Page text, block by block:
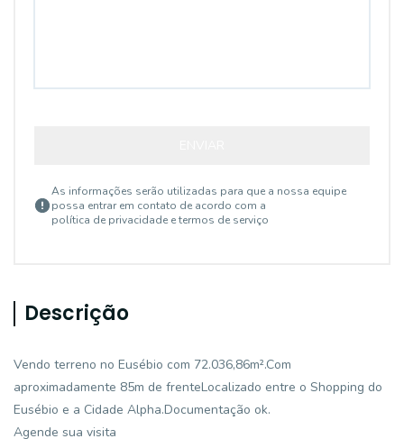
As informações serão utilizadas para que a nossa equipe
possa entrar em contato de acordo com a
política de privacidade e termos de serviço
Descrição
Vendo terreno no Eusébio com 72.036,86m².Com
aproximadamente 85m de frenteLocalizado entre o Shopping do
Eusébio e a Cidade Alpha.Documentação ok.
Agende sua visita